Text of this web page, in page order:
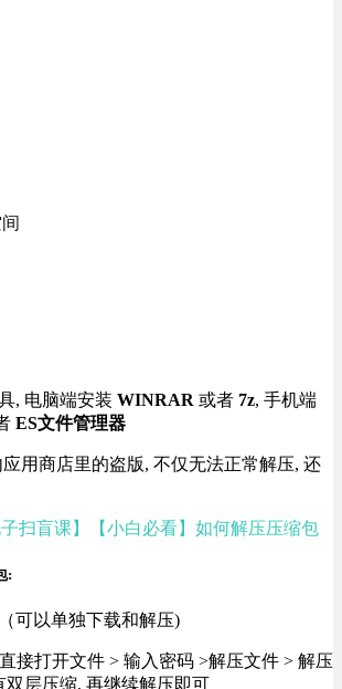
, 电脑端安装 WINRAR 或者 7z, 手机端
ES文件管理器
用商店里的盗版, 不仅无法正常解压, 还
子扫盲课】【小白必看】如何解压压缩包
:
可以单独下载和解压)
接打开文件 > 输入密码 >解压文件 > 解压
双层压缩, 再继续解压即可